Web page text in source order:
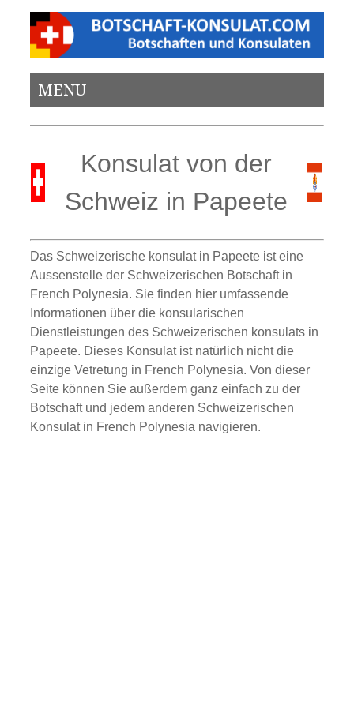
MENU
Konsulat von der
Schweiz in Papeete
Das Schweizerische konsulat in Papeete ist eine
Aussenstelle der Schweizerischen Botschaft in
French Polynesia. Sie finden hier umfassende
Informationen über die konsularischen
Dienstleistungen des Schweizerischen konsulats in
Papeete. Dieses Konsulat ist natürlich nicht die
einzige Vetretung in French Polynesia. Von dieser
Seite können Sie außerdem ganz einfach zu der
Botschaft und jedem anderen Schweizerischen
Konsulat in French Polynesia navigieren.